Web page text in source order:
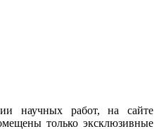
научных работ, на сайте
только эксклюзивные